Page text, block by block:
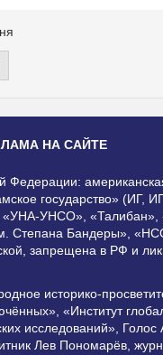
НА САЙТЕ
Федерации:
государство»
УНСО», «Талибан»,
Степана Бандеры»,
запрещена в РФ и
историко-
«Институт
исследований»,
Лев Пономарёв,